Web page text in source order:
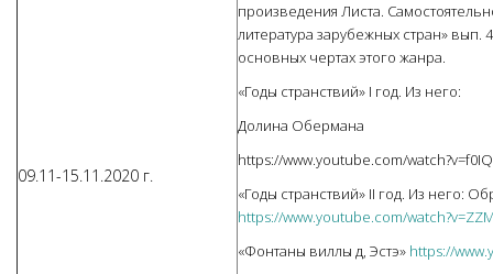
09.11-15.11.2020 г.
произведения Листа.
литература зарубежных стран» вып.
основных чертах этого жанра.
«Годы странствий» I год. Из него:
Долина Обермана
https://www.youtube.com/
«Годы странствий» II год. Из него:
https://www.youtube.com/
«Фонтаны виллы д, Эстэ» https://